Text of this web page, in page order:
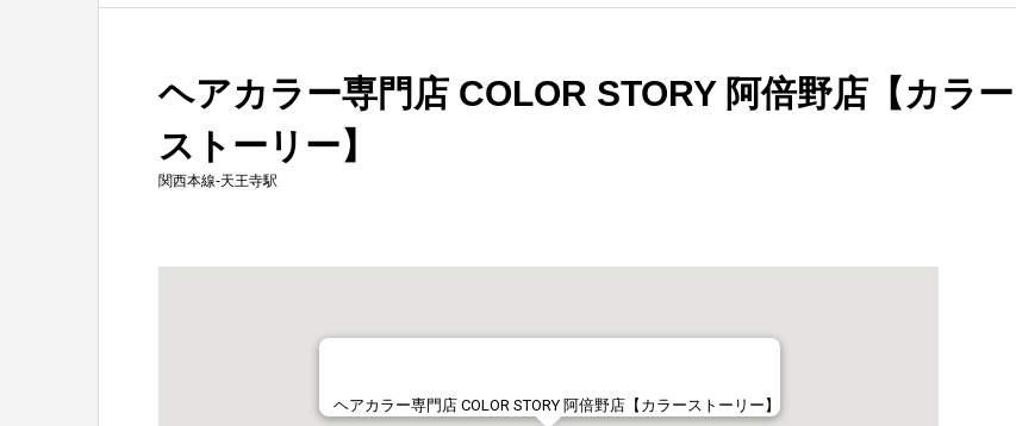
ヘアカラー専門店 COLOR STORY 阿倍野店【カラー
ストーリー】
関西本線-天王寺駅
ヘアカラー専門店 COLOR STORY 阿倍野店【カラーストーリー】